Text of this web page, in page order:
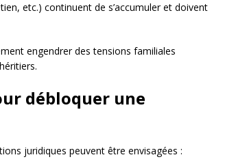
etc.) continuent de s’accumuler et doivent
engendrer des tensions familiales
débloquer une
juridiques peuvent être envisagées :